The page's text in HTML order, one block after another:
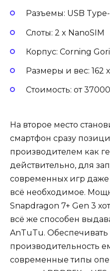
Разъемы: USB
Слоты: 2 x NanoSIM
Корпус: Corning
Размеры и вес: 162 x
Стоимость: от
На второе место
смартфон сразу
производителем как
действительно, для
современных игр даже
всё необходимое.
Snapdragon 7+ Gen 3
всё же способен
AnTuTu.
производительность
современные типы